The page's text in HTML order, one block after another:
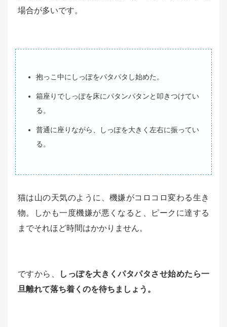
場合が多いです。
抱っこ中にしっぽをパタパタし始めた。
箱座りでしっぽを床にパタンパタンと叩きつけてい
る。
普通に座りながら、しっぽを大きく左右に振ってい
る。
猫は山の天気のように、機嫌がコロコロ変わる生き
物。しかも一度機嫌が悪くなると、ピークに達する
までそれほど時間はかかりません。
ですから、
しっぽを大きくパタパタさせ始めたら一
旦離れて落ち着くのを待ちましょう。